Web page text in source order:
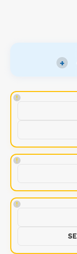
+
!
!
!